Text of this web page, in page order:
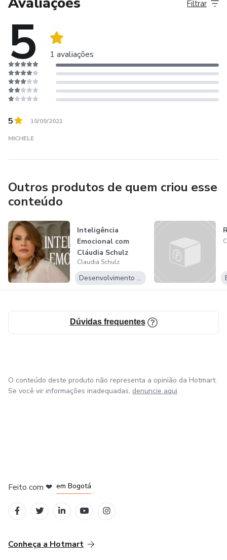
5 1 avaliações
Filtrar
5 10/09/2021
MICHELE
Outros produtos de quem criou esse
conteúdo
Inteligência
Emocional com
Cláudia Schulz
Claudia Schulz
Desenvolvimento Pessoal
Dúvidas frequentes
O conteúdo deste produto não representa a opinião da Hotmart.
Se você vir informações inadequadas, denuncie aqui
Feito com ❤ em Bogotá
Conheça a Hotmart